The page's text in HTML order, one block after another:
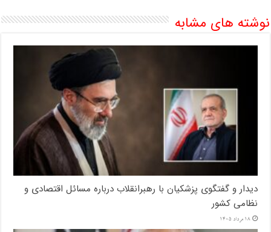
نوشته های مشابه
دیدار و گفتگوی پزشکیان با رهبرانقلاب درباره مسائل اقتصادی و
نظامی کشور
18 مرداد 1405